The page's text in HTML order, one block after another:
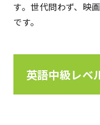
す。世代問わず、映
です。
英語中級レベ